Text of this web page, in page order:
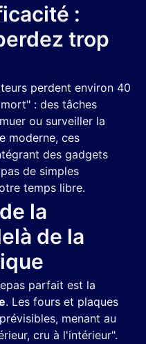
:
trop
perdent environ 40
: des tâches
ou surveiller la
moderne, ces
des gadgets
de simples
temps libre.
la
de la
parfait est la
. Les fours et plaques
menant au
cru à l'intérieur".